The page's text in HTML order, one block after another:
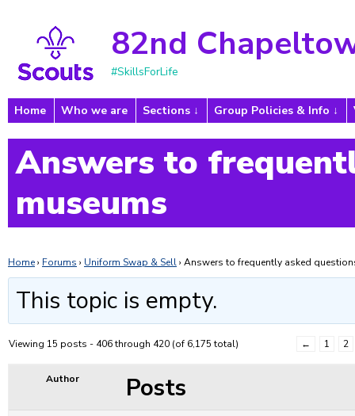
82nd
#SkillsForLife
Home Who we are Sections Group Policies & Info
Answers to
museums
Home› Forums › Uniform Swap & Sell› Answers to frequently asked
This topic is empty.
Viewing 15 posts - 406 through 420 (of 6,175 total) ← 1 2
Author
Posts